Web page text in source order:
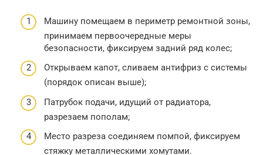
Машину помещаем в периметр ремонтной зоны,
принимаем первоочередные меры
безопасности, фиксируем задний ряд колес;
Открываем капот, сливаем антифриз с системы
(порядок описан выше);
Патрубок подачи, идущий от радиатора,
разрезаем пополам;
Место разреза соединяем помпой, фиксируем
стяжку металлическими хомутами.